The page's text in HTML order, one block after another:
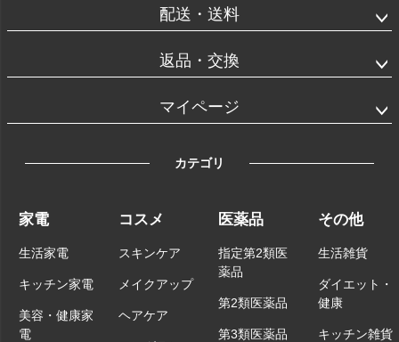
配送・送料
返品・交換
マイページ
カテゴリ
家電
生活家電
キッチン家電
美容・健康家
電
コスメ
スキンケア
メイクアップ
ヘアケア
医薬品
指定第2類医
薬品
第2類医薬品
第3類医薬品
その他
生活雑貨
ダイエット・
健康
キッチン雑貨